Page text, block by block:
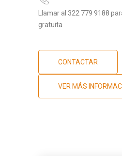
Llamar al 322 779 9188
gratuita
CONTACTAR
VER MÁS